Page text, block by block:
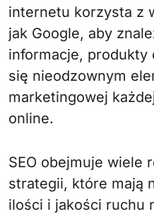
internetu korzysta z
jak Google, aby
informacje, produkty
się nieodzownym
marketingowej
online.
SEO obejmuje wiele
strategii, które mają
ilości i jakości ruchu